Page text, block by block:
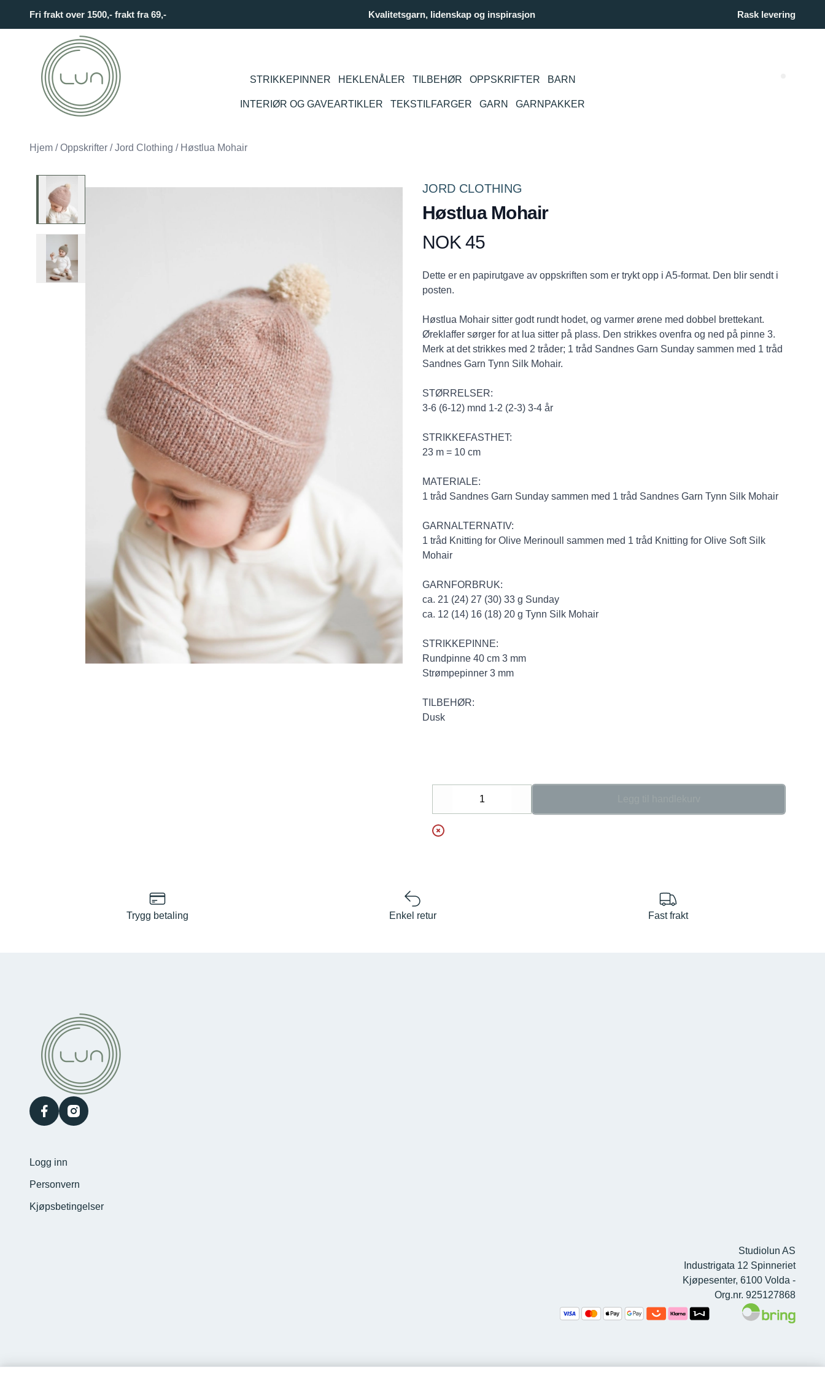
Fri frakt over 1500,- frakt fra 69,- Kvalitetsgarn, lidenskap og inspirasjon Rask levering
STRIKKEPINNER HEKLENÅLER TILBEHØR OPPSKRIFTER BARN
INTERIØR OG GAVEARTIKLER TEKSTILFARGER GARN GARNPAKKER
Hjem / Oppskrifter / Jord Clothing / Høstlua Mohair
JORD CLOTHING
Høstlua Mohair
Produktdetaljer
NOK 45
Description
Dette er en papirutgave av oppskriften som er trykt opp i A5-format. Den blir sendt i
posten.
Høstlua Mohair sitter godt rundt hodet, og varmer ørene med dobbel brettekant.
Øreklaffer sørger for at lua sitter på plass. Den strikkes ovenfra og ned på pinne 3.
Merk at det strikkes med 2 tråder; 1 tråd Sandnes Garn Sunday sammen med 1 tråd
Sandnes Garn Tynn Silk Mohair.
STØRRELSER:
3-6 (6-12) mnd 1-2 (2-3) 3-4 år
STRIKKEFASTHET:
23 m = 10 cm
MATERIALE:
1 tråd Sandnes Garn Sunday sammen med 1 tråd Sandnes Garn Tynn Silk Mohair
GARNALTERNATIV:
1 tråd Knitting for Olive Merinoull sammen med 1 tråd Knitting for Olive Soft Silk
Mohair
GARNFORBRUK:
ca. 21 (24) 27 (30) 33 g Sunday
ca. 12 (14) 16 (18) 20 g Tynn Silk Mohair
STRIKKEPINNE:
Rundpinne 40 cm 3 mm
Strømpepinner 3 mm
TILBEHØR:
Dusk
Decrease
Trygg betaling Enkel retur Fast frakt
facebookinstagram
Logg inn
Personvern
Kjøpsbetingelser
Studiolun AS
Industrigata 12 Spinneriet
Kjøpesenter, 6100 Volda -
Org.nr. 925127868